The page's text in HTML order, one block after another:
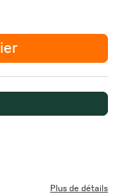
Plus de détails